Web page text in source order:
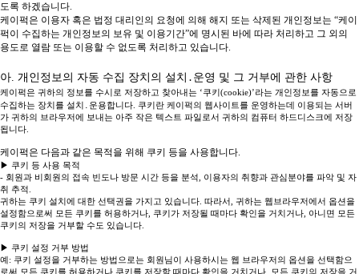
도록 하겠습니다.
케이퍽은 이용자 혹은 법정 대리인의 요청에 의해 해지 또는 삭제된 개인정보는 “케이
퍽이 수집하는 개인정보의 보유 및 이용기간”에 명시된 바에 따라 처리하고 그 외의
용도로 열람 또는 이용할 수 없도록 처리하고 있습니다.
아. 개인정보의 자동 수집 장치의 설치․운영 및 그 거부에 관한 사항
케이퍽은 귀하의 정보를 수시로 저장하고 찾아내는 ‘쿠키(cookie)’라는 개인정보를 자동으로
수집하는 장치를 설치․운용합니다. 쿠키란 케이퍽의 웹사이트를 운영하는데 이용되는 서버
가 귀하의 브라우저에 보내는 아주 작은 텍스트 파일로서 귀하의 컴퓨터 하드디스크에 저장
됩니다.
케이퍽은 다음과 같은 목적을 위해 쿠키 등을 사용합니다.
▶ 쿠키 등 사용 목적
- 회원과 비회원의 접속 빈도나 방문 시간 등을 분석, 이용자의 취향과 관심분야를 파악 및 자
취 추적.
귀하는 쿠키 설치에 대한 선택권을 가지고 있습니다. 따라서, 귀하는 웹브라우저에서 옵션을
설정함으로써 모든 쿠키를 허용하거나, 쿠키가 저장될 때마다 확인을 거치거나, 아니면 모든
쿠키의 저장을 거부할 수도 있습니다.
▶ 쿠키 설정 거부 방법
예: 쿠키 설정을 거부하는 방법으로는 회원님이 사용하시는 웹 브라우저의 옵션을 선택함으
로써 모든 쿠키를 허용하거나 쿠키를 저장할 때마다 확인을 거치거나, 모든 쿠키의 저장을 거